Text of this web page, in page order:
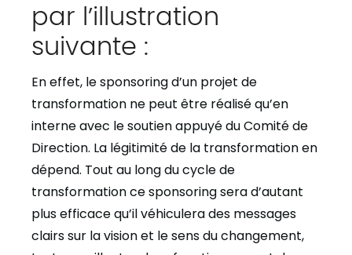
par l’illustration
suivante :
En effet, le sponsoring d’un projet de
transformation ne peut être réalisé qu’en
interne avec le soutien appuyé du Comité de
Direction. La légitimité de la transformation en
dépend. Tout au long du cycle de
transformation ce sponsoring sera d’autant
plus efficace qu’il véhiculera des messages
clairs sur la vision et le sens du changement,